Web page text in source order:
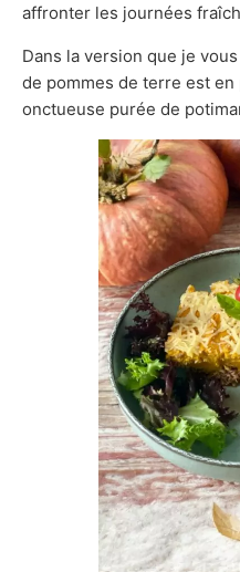
affronter les journées
Dans la version que je
de pommes de terre est
onctueuse purée de